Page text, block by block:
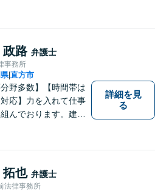
請求のご相談はお任
い【夜間／休日相談
約）】
政路 弁護士
事務所
|直方市
分野多数】【時間帯は
応】力を入れて仕事
んでおります。建築
件／遺言・相続など
野に対応可能。是非
軽ご相談ください。
詳細を見
る
拓也 弁護士
法律事務所